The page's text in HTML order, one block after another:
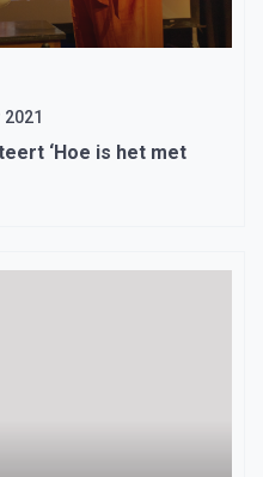
‘Hoe is het met